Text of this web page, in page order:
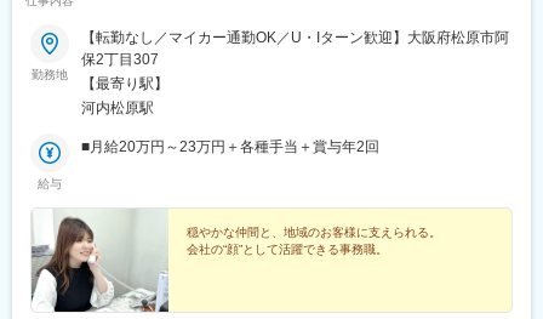
勤務地
【転勤なし／マイカー通勤OK／U・Iターン歓迎】大阪府松原市阿
保2丁目307
【最寄り駅】
河内松原駅
給与
■月給20万円～23万円＋各種手当＋賞与年2回
穏やかな仲間と、地域のお客様に支えられる。
会社の“顔”として活躍できる事務職。